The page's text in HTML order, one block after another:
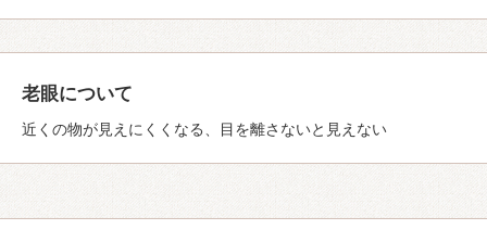
老眼について
近くの物が見えにくくなる、目を離さないと見えない